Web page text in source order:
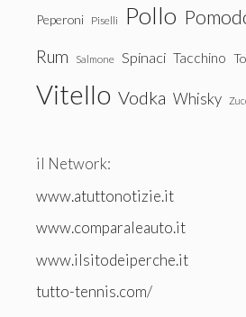
Peperoni Piselli Pollo
Rum Salmone Spinaci Tacchino
Vitello Vodka Whisky
il Network:
www.atuttonotizie.it
www.comparaleauto.it
www.ilsitodeiperche.it
tutto-tennis.com/